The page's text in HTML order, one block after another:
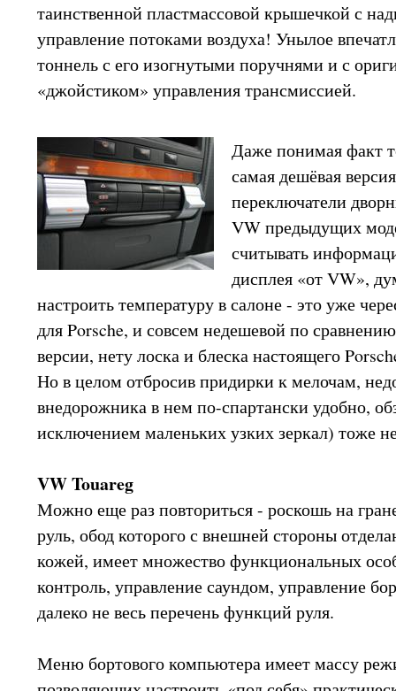
таинственной пластмассовой крышечкой с
управление потоками воздуха! Унылое
тоннель с его изогнутыми поручнями и с
«джойстиком» управления трансмиссией.
Даже понимая факт
самая дешёвая
переключатели
VW предыдущих
считывать
дисплея «от VW»,
настроить температуру в салоне - это уже
для Porsche, и совсем недешевой по
версии, нету лоска и блеска настоящего
Но в целом отбросив придирки к мелочам,
внедорожника в нем по-спартански удобно,
исключением маленьких узких зеркал) тоже
VW Touareg
Можно еще раз повториться - роскошь на
руль, обод которого с внешней стороны
кожей, имеет множество функциональных
контроль, управление саундом, управление
далеко не весь перечень функций руля.
Меню бортового компьютера имеет массу